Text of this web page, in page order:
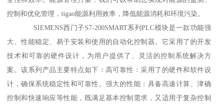
控制和优化管理，tigao能源利用效率，降低能源消耗和环境污染。
SIEMENS西门子S7-200SMART系列PLC模块是一款功能强
大、性能稳定、易于安装和使用的自动化控制器。它采用了的开发
技术和可靠的硬件设计，为用户提供了、灵活的控制系统解决方
案。该系列产品主要特点如下：高可靠性：采用了的硬件和软件设
计，确保系统稳定性和可靠性。强大的性能：具备高速计算、津确
控制和快速响应等性能，既满足基本控制需求，又适用于复杂控制